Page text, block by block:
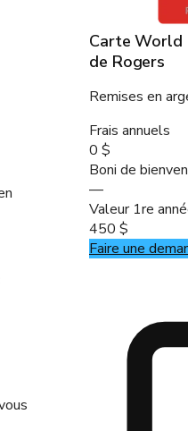
Carte World
de Rogers
Remises en
Frais annuels
0 $
Boni de
—
Valeur 1re
450 $
Faire une